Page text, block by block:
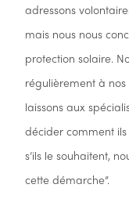
adressons
mais nous nous
protection solaire.
régulièrement à nos
laissons aux
décider comment ils
s’ils le souhaitent,
cette démarche”.